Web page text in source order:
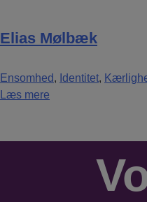
Elias Mølbæk
Ensomhed, Identitet,
Læs mere